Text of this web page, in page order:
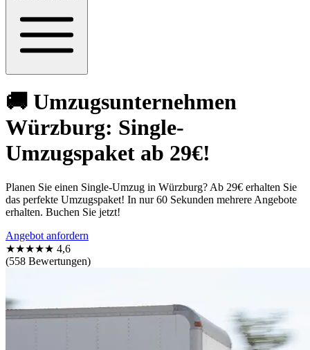
🚚 Umzugsunternehmen
Würzburg: Single-
Umzugspaket ab 29€!
Planen Sie einen Single-Umzug in Würzburg? Ab 29€ erhalten Sie
das perfekte Umzugspaket! In nur 60 Sekunden mehrere Angebote
erhalten. Buchen Sie jetzt!
Angebot anfordern
★★★★★ 4,6
(558 Bewertungen)